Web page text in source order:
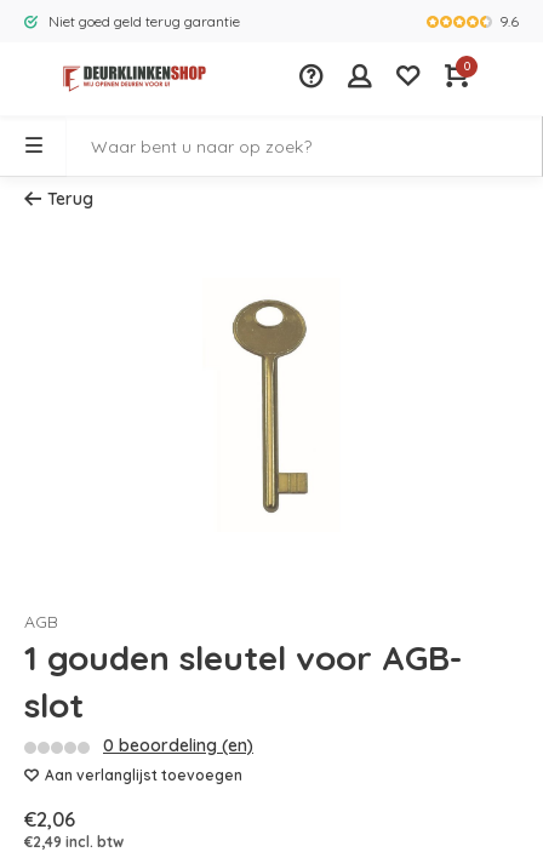
Niet goed geld terug garantie Grootste
9.6
0
Terug
AGB
1 gouden sleutel voor AGB-
slot
0 beoordeling (en)
Aan verlanglijst toevoegen
€2,06
€2,49 incl. btw